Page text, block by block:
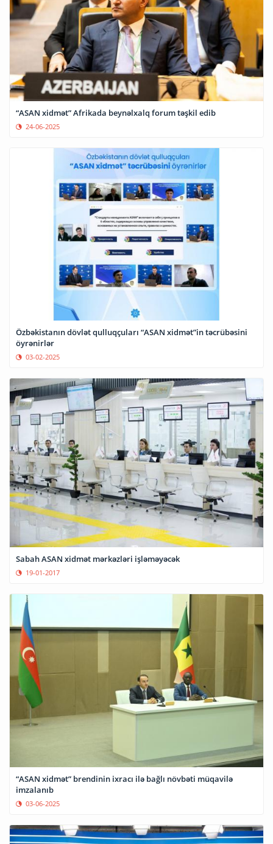
“ASAN xidmət” Afrikada beynəlxalq forum təşkil edib
24-06-2025
Özbəkistanın dövlət qulluqçuları “ASAN xidmət”in təcrübəsini
öyrənirlər
03-02-2025
Sabah ASAN xidmət mərkəzləri işləməyəcək
19-01-2017
“ASAN xidmət” brendinin ixracı ilə bağlı növbəti müqavilə
imzalanıb
03-06-2025